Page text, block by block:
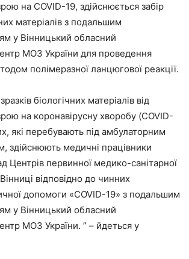
на COVID-19, здійснюється забір
матеріалів з подальшим
у Вінницький обласний
МОЗ України для проведення
полімеразної ланцюгової реакції.
біологічних матеріалів від
на коронавірусну хворобу (COVID-
які перебувають під амбулаторним
здійснюють медичні працівники
Центрів первинної медико-санітарної
відповідно до чинних
допомоги «COVID-19» з подальшим
у Вінницький обласний
МОЗ України. ” – йдеться у